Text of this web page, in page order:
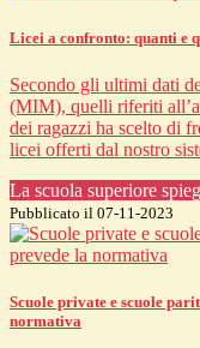
Licei a confronto: quanti e
Secondo gli ultimi dati
(MIM), quelli riferiti
dei ragazzi ha scelto di
licei offerti dal nostro
La scuola superiore
Pubblicato il 07-11-2023
Scuole private e scuole
normativa